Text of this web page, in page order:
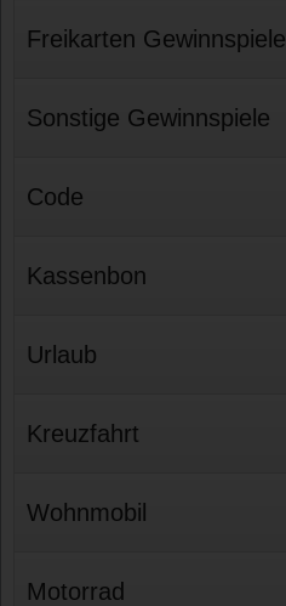
Freikarten Gewinnspiele
Sonstige Gewinnspiele
Code
Kassenbon
Urlaub
Kreuzfahrt
Wohnmobil
Motorrad